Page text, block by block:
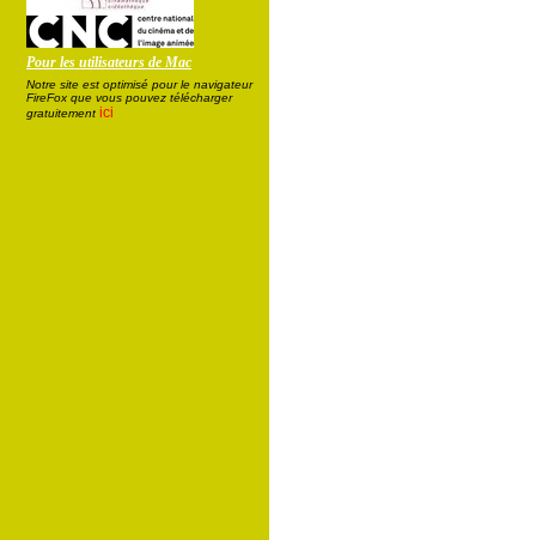
Pour les utilisateurs de Mac
Notre site est optimisé pour le navigateur
FireFox que vous pouvez télécharger
gratuitement ici